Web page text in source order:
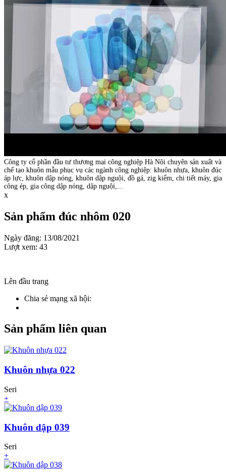
Công ty cổ phần đầu tư thương mại công nghiệp Hà Nội chuyên sản xuất và
chế tạo khuôn mẫu phục vụ các ngành công nghiệp: khuôn nhựa, khuôn đúc
áp lực, khuôn dập nóng, khuôn dập nguội, đồ gá, zig kiểm, chi tiết máy, gia
công ép, gia công dập nóng, dập nguội,...
x
Sản phẩm đúc nhôm 020
Ngày đăng: 13/08/2021
Lượt xem: 43
Lên đầu trang
Chia sẻ mạng xã hội:
Sản phẩm liên quan
Khuôn nhựa 022
Seri
+
Khuôn dập 039
Seri
+